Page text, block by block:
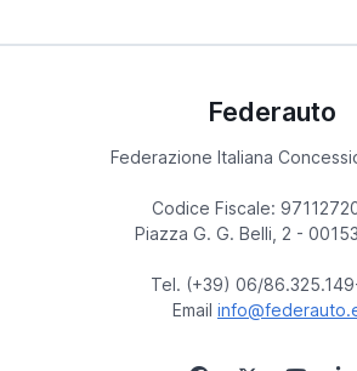
Federauto
Federazione Italiana
Codice Fiscale:
Piazza G. G. Belli, 2 -
Tel. (+39) 06/
Email